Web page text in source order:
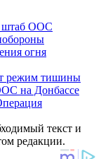
штаб ООС
огня
режим тишины
на Донбассе
текст и
редакции.